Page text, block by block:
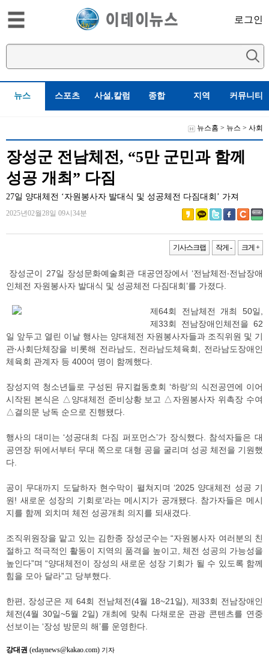
로그인
뉴스 스포츠 사설,칼럼 종합 지역 커뮤니티
뉴스홈 > 뉴스 > 사회
장성군 전남체전, “5만 군민과 함께
성공 개최” 다짐
27일 양대체전 ‘자원봉사자 발대식 및 성공체전 다짐대회’ 가져
2025년02월28일 09시34분
기사스크랩 작게 - 크게 +
장성군이 27일 장성문화예술회관 대공연장에서 ‘전남체전‧전남장애
인체전 자원봉사자 발대식 및 성공체전 다짐대회’를 가졌다.
제64회 전남체전 개최 50일,
제33회 전남장애인체전을 62
일 앞두고 열린 이날 행사는 양대체전 자원봉사자들과 조직위원 및 기
관‧사회단체장을 비롯해 전라남도, 전라남도체육회, 전라남도장애인
체육회 관계자 등 400여 명이 함께했다.
장성지역 청소년들로 구성된 뮤지컬동호회 ‘하랑’의 식전공연에 이어
시작된 본식은 △양대체전 준비상황 보고 △자원봉사자 위촉장 수여
△결의문 낭독 순으로 진행됐다.
행사의 대미는 ‘성공대최 다짐 퍼포먼스’가 장식했다. 참석자들은 대
공연장 뒤에서부터 무대 쪽으로 대형 공을 굴리며 성공 체전을 기원했
다.
공이 무대까지 도달하자 현수막이 펼쳐지며 ‘2025 양대체전 성공 기
원! 새로운 성장의 기회로’라는 메시지가 공개됐다. 참가자들은 메시
지를 함께 외치며 체전 성공개최 의지를 되새겼다.
조직위원장을 맡고 있는 김한종 장성군수는 “자원봉사자 여러분의 친
절하고 적극적인 활동이 지역의 품격을 높이고, 체전 성공의 가능성을
높인다”며 “양대체전이 장성의 새로운 성장 기회가 될 수 있도록 함께
힘을 모아 달라”고 당부했다.
한편, 장성군은 제 64회 전남체전(4월 18~21일), 제33회 전남장애인
체전(4월 30일~5월 2일) 개최에 맞춰 다채로운 관광 콘텐츠를 연중
선보이는 ‘장성 방문의 해’를 운영한다.
강대권 (edaynews@kakao.com) 기자